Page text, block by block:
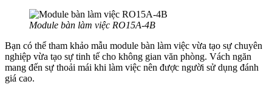
Module bàn làm việc RO15A-4B
Bạn có thể tham khảo mẫu module bàn làm việc vừa tạo sự chuyên
nghiệp vừa tạo sự tinh tế cho không gian văn phòng. Vách ngăn
mang đến sự thoải mái khi làm việc nên được người sử dụng đánh
giá cao.